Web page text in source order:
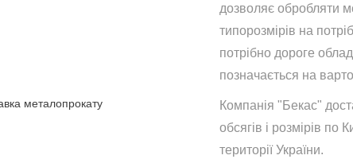
дозволяє обробляти
типорозмірів на
потрібно дороге
позначається на
Компанія "Бекас"
обсягів і розмірів по
території України.